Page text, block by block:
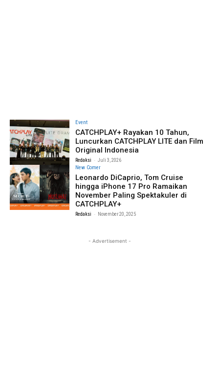
Event
CATCHPLAY+ Rayakan 10 Tahun,
Luncurkan CATCHPLAY LITE dan Film
Original Indonesia
Redaksi - Juli 3, 2026
New Comer
Leonardo DiCaprio, Tom Cruise
hingga iPhone 17 Pro Ramaikan
November Paling Spektakuler di
CATCHPLAY+
Redaksi - November 20, 2025
- Advertisement -